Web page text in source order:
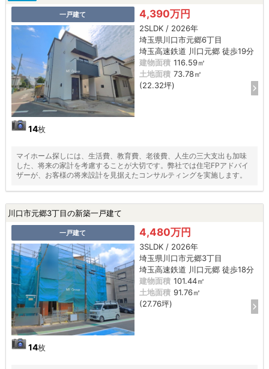
一戸建て
14枚
4,390万円
2SLDK / 2026年
埼玉県川口市元郷6丁目
埼玉高速鉄道 川口元郷 徒歩19分
建物面積 116.59㎡
土地面積 73.78㎡
(22.32坪)
マイホーム探しには、生活費、教育費、老後費、人生の三大支出も加味
した、将来の家計を考慮することが大切です。弊社では住宅FPアドバイ
ザーが、お客様の将来設計を見据えたコンサルティングを実施します。
川口市元郷3丁目の新築一戸建て
一戸建て
14枚
4,480万円
3SLDK / 2026年
埼玉県川口市元郷3丁目
埼玉高速鉄道 川口元郷 徒歩18分
建物面積 101.44㎡
土地面積 91.76㎡
(27.76坪)